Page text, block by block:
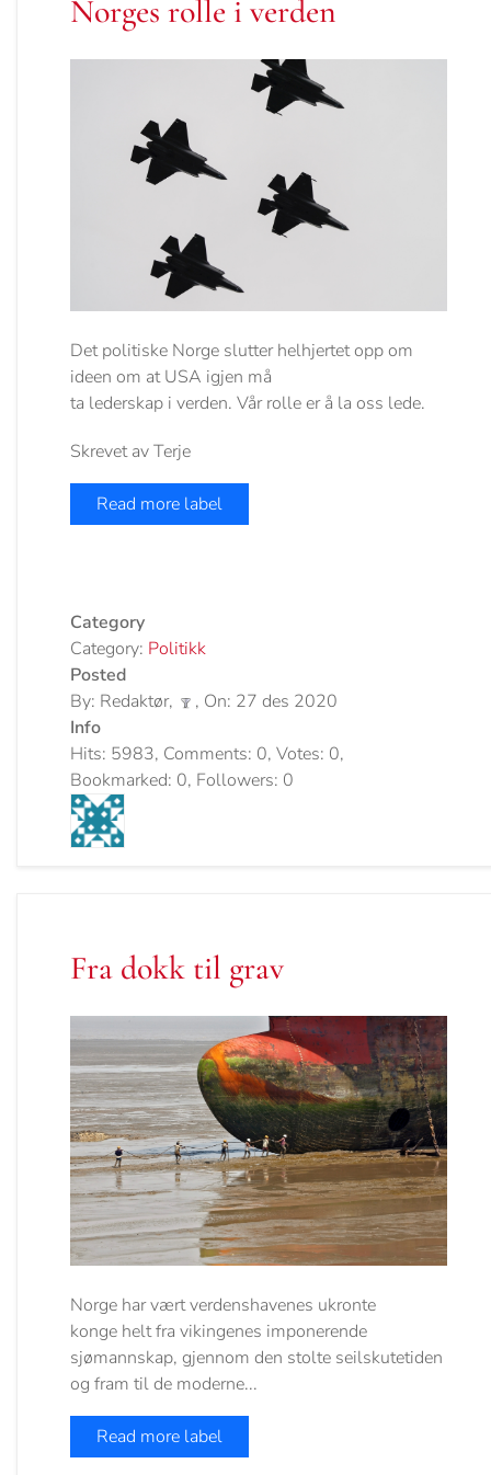
Norges rolle i verden
Det politiske Norge slutter helhjertet opp om
ideen om at USA igjen må
ta lederskap i verden. Vår rolle er å la oss lede.
Skrevet av Terje
Read more label
Category
Category: Politikk
Posted
By: Redaktør,
, On: 27 des 2020
Info
Hits: 5983, Comments: 0, Votes: 0,
Bookmarked: 0, Followers: 0
Fra dokk til grav
Norge har vært verdenshavenes ukronte
konge helt fra vikingenes imponerende
sjømannskap, gjennom den stolte seilskutetiden
og fram til de moderne...
Read more label